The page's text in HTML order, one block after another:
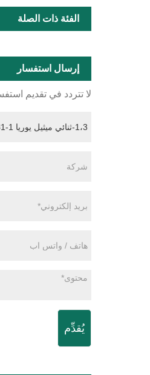
الفئة ذات الصلة
إرسال استفسار
لا تتردد في تقديم
يُقدِّم